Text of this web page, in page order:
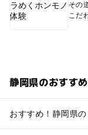
その
こだ
静岡県のおすす
おすすめ！静岡県